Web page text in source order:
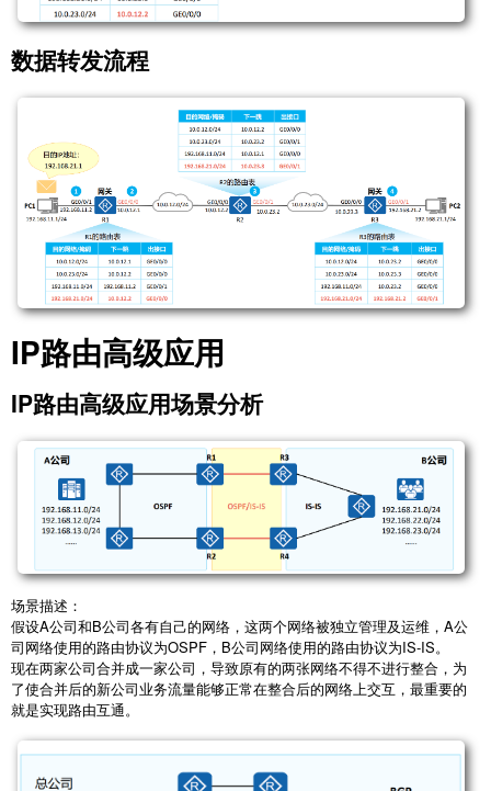
数据转发流程
IP路由高级应用
IP路由高级应用场景分析
场景描述：
假设A公司和B公司各有自己的网络，这两个网络被独立管理及运维，A公
司网络使用的路由协议为OSPF，B公司网络使用的路由协议为IS-IS。
现在两家公司合并成一家公司，导致原有的两张网络不得不进行整合，为
了使合并后的新公司业务流量能够正常在整合后的网络上交互，最重要的
就是实现路由互通。